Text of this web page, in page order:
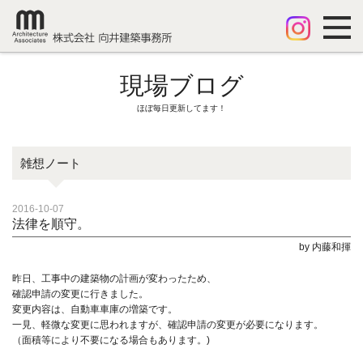
現場ブログ
ほぼ毎日更新してます！
雑想ノート
2016-10-07
法律を順守。
by 内藤和揮
昨日、工事中の建築物の計画が変わったため、
確認申請の変更に行きました。
変更内容は、自動車車庫の増築です。
一見、軽微な変更に思われますが、確認申請の変更が必要になります。
（面積等により不要になる場合もあります。)